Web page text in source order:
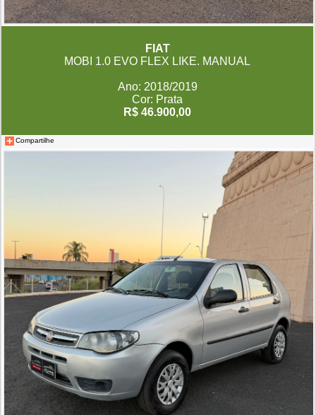
FIAT
MOBI 1.0 EVO FLEX LIKE. MANUAL
Ano: 2018/2019
Cor: Prata
R$ 46.900,00
Compartilhe